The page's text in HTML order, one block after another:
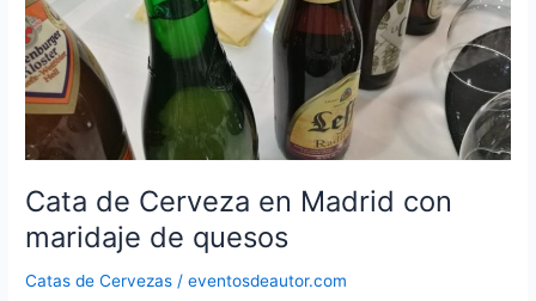
Cata de Cerveza en Madrid con
maridaje de quesos
Catas de Cervezas /eventosdeautor.com